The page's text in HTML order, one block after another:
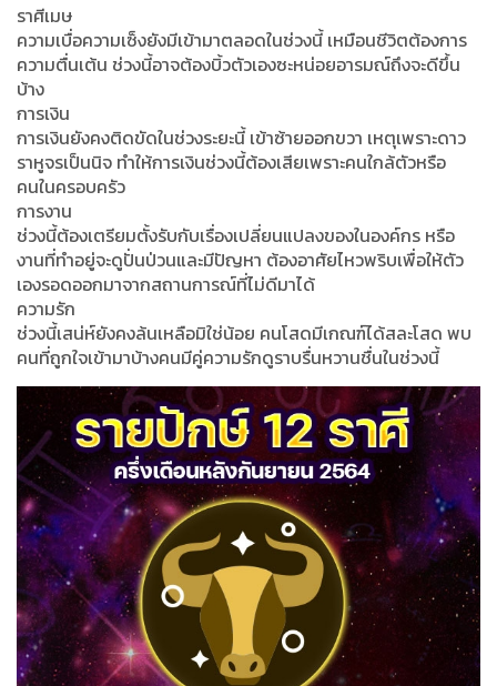
ราศีเมษ
ความเบื่อความเซ็งยังมีเข้ามาตลอดในช่วงนี้ เหมือนชีวิตต้องการ
ความตื่นเต้น ช่วงนี้อาจต้องบิ้วตัวเองซะหน่อยอารมณ์ถึงจะดีขึ้น
บ้าง
การเงิน
การเงินยังคงติดขัดในช่วงระยะนี้ เข้าซ้ายออกขวา เหตุเพราะดาว
ราหูจรเป็นนิจ ทำให้การเงินช่วงนี้ต้องเสียเพราะคนใกล้ตัวหรือ
คนในครอบครัว
การงาน
ช่วงนี้ต้องเตรียมตั้งรับกับเรื่องเปลี่ยนแปลงของในองค์กร หรือ
งานที่ทำอยู่จะดูปั่นป่วนและมีปัญหา ต้องอาศัยไหวพริบเพื่อให้ตัว
เองรอดออกมาจากสถานการณ์ที่ไม่ดีมาได้
ความรัก
ช่วงนี้เสน่ห์ยังคงล้นเหลือมิใช่น้อย คนโสดมีเกณฑ์ได้สละโสด พบ
คนที่ถูกใจเข้ามาบ้างคนมีคู่ความรักดูราบรื่นหวานชื่นในช่วงนี้